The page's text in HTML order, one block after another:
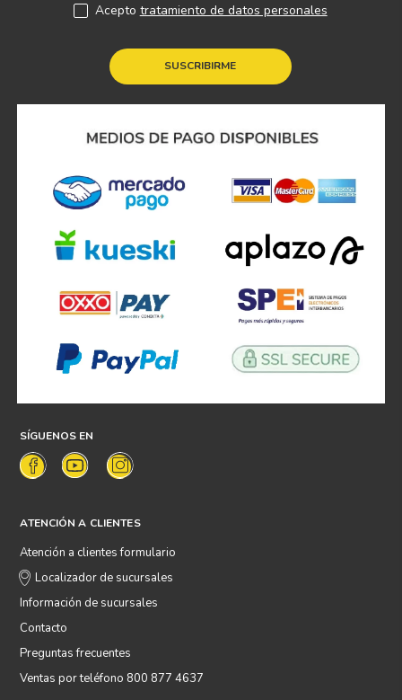
SUSCRIBIRME
Acepto tratamiento de datos personales
SÍGUENOS EN
ATENCIÓN A CLIENTES
Atención a clientes formulario
Localizador de sucursales
Información de sucursales
Contacto
Preguntas frecuentes
Ventas por teléfono 800 877 4637